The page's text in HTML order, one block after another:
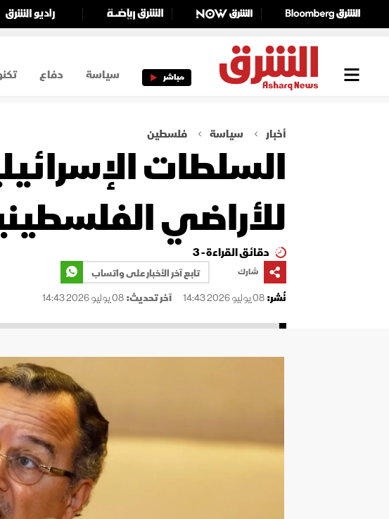
مباشر سياسة دفاع
أخبار سياسة فلسطين
السلطات
للأراضي
دقائق القراءة - 3
شارك
تابع آخر الأخبار على واتساب
نُشر:08 يوليو 2026 14:43 آخر تحديث:08 يوليو 2026 14:43